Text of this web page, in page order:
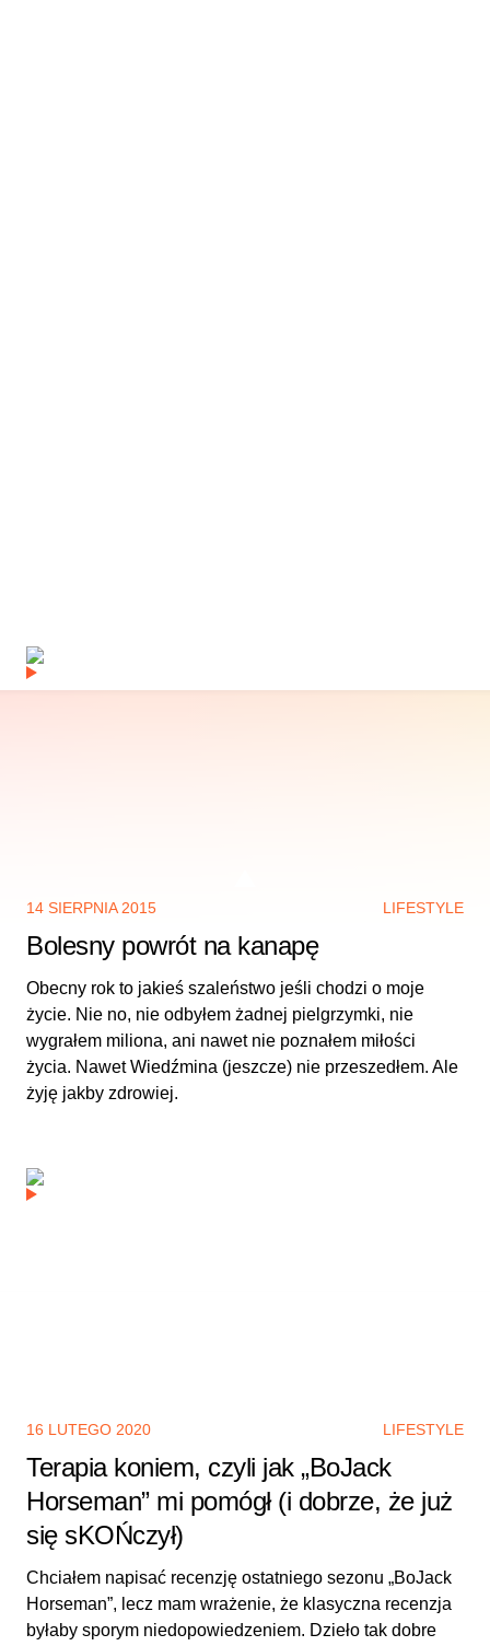
14 SIERPNIA 2015 LIFESTYLE
Bolesny powrót na kanapę
Obecny rok to jakieś szaleństwo jeśli chodzi o moje
życie. Nie no, nie odbyłem żadnej pielgrzymki, nie
wygrałem miliona, ani nawet nie poznałem miłości
życia. Nawet Wiedźmina (jeszcze) nie przeszedłem. Ale
żyję jakby zdrowiej.
16 LUTEGO 2020 LIFESTYLE
Terapia koniem, czyli jak „BoJack
Horseman” mi pomógł (i dobrze, że już
się sKOŃczył)
Chciałem napisać recenzję ostatniego sezonu „BoJack
Horseman”, lecz mam wrażenie, że klasyczna recenzja
byłaby sporym niedopowiedzeniem. Dzieło tak dobre